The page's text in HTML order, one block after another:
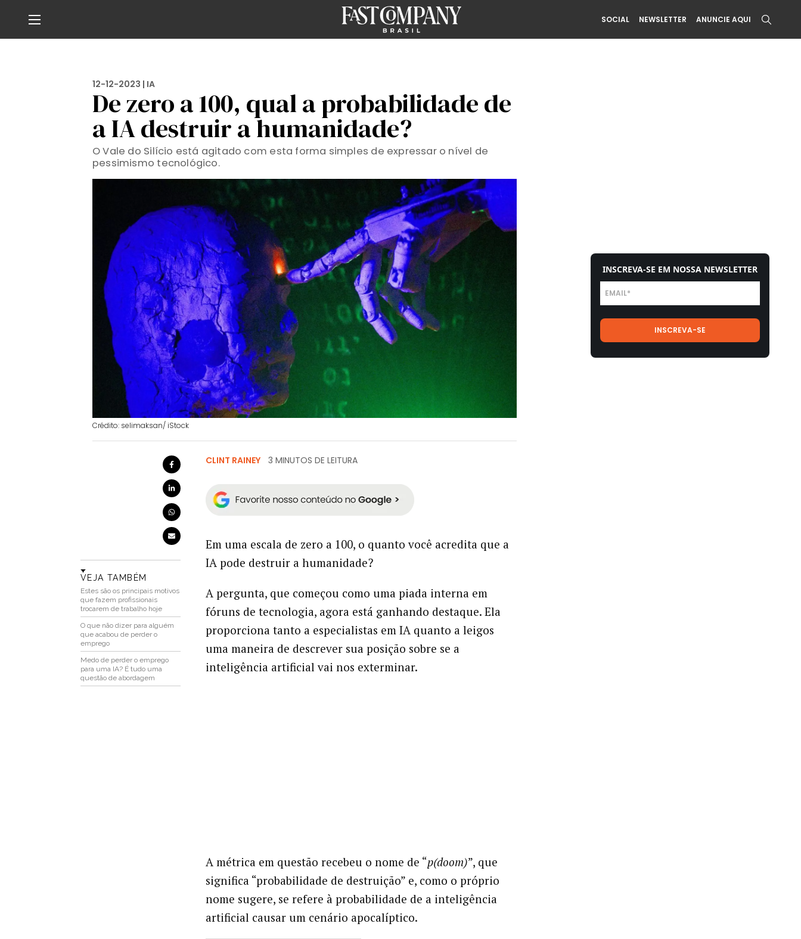
SOCIAL NEWSLETTER ANUNCIE AQUI
12-12-2023 | IA
De zero a 100, qual a probabilidade de
a IA destruir a humanidade?
O Vale do Silício está agitado com esta forma simples de expressar o nível de
pessimismo tecnológico.
Crédito: selimaksan/ iStock
VEJA TAMBÉM
Estes são os principais motivos
que fazem profissionais
trocarem de trabalho hoje
O que não dizer para alguém
que acabou de perder o
emprego
Medo de perder o emprego
para uma IA? É tudo uma
questão de abordagem
CLINT RAINEY 3 MINUTOS DE LEITURA
Em uma escala de zero a 100, o quanto você acredita que a
IA pode destruir a humanidade?
A pergunta, que começou como uma piada interna em
fóruns de tecnologia, agora está ganhando destaque. Ela
proporciona tanto a especialistas em IA quanto a leigos
uma maneira de descrever sua posição sobre se a
inteligência artificial vai nos exterminar.
A métrica em questão recebeu o nome de “p(doom)”, que
significa “probabilidade de destruição” e, como o próprio
nome sugere, se refere à probabilidade de a inteligência
artificial causar um cenário apocalíptico.
INSCREVA-SE EM NOSSA NEWSLETTER